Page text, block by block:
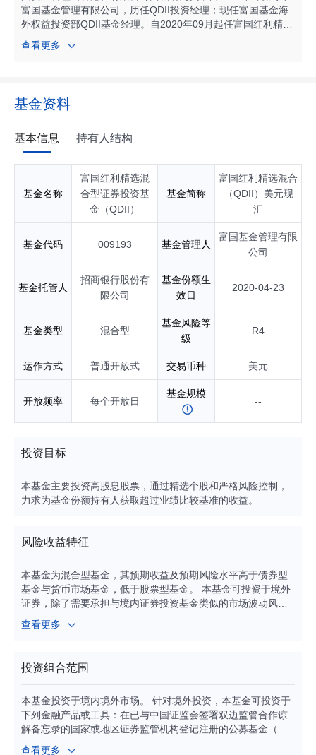
富国基金管理有限公司，历任QDII投资经理；现任富国基金海
外权益投资部QDII基金经理。自2020年09月起任富国红利精选
混合型证券投资基金（QDII）基金经理；自2021年07月起任富
国港股通策略精选混合型证券投资基金基金经理；自2025年10
查看更多
基金资料
基本信息 持有人结构
基金名称
富国红利精选混
合型证券投资基
金（QDII）
基金简称
富国红利精选混合
（QDII）美元现
汇
基金代码 009193 基金管理人
富国基金管理有限
公司
基金托管人
招商银行股份有
限公司
基金份额生
效日
2020-04-23
基金类型 混合型
基金风险等
级
R4
运作方式 普通开放式 交易币种 美元
开放频率 每个开放日
基金规模
--
投资目标
本基金主要投资高股息股票，通过精选个股和严格风险控制，
力求为基金份额持有人获取超过业绩比较基准的收益。
风险收益特征
本基金为混合型基金，其预期收益及预期风险水平高于债券型
基金与货币市场基金，低于股票型基金。 本基金可投资于境外
证券，除了需要承担与境内证券投资基金类似的市场波动风险
等一般投资风险之外，本基金还面临汇率风险等境外证券市场
投资所面临的特别投资风险。 本基金可通过港股通机制投资港
市场制度以及交易规则等差异带来的特有风险。
查看更多
投资组合范围
本基金投资于境内境外市场。 针对境外投资，本基金可投资于
下列金融产品或工具：在已与中国证监会签署双边监管合作谅
解备忘录的国家或地区证券监管机构登记注册的公募基金（含
交易型开放式指数基金ETF）；已与中国证监会签署双边监管
查看更多